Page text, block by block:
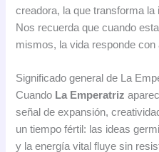
creadora, la que transforma la
Nos recuerda que cuando
mismos, la vida responde con
Significado general de La
Cuando La Emperatriz
señal de expansión,
un tiempo fértil: las ideas
y la energía vital fluye sin